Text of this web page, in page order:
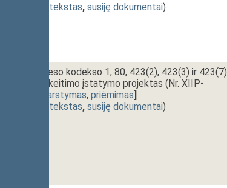
dokumento tekstas, susiję dokumentai)
Civilinio proceso kodekso 1, 80, 423(2), 423(3) ir 423(7)
straipsnių pakeitimo įstatymo projektas (Nr. XIIP-
svarstymas, priėmimas]
dokumento tekstas, susiję dokumentai)